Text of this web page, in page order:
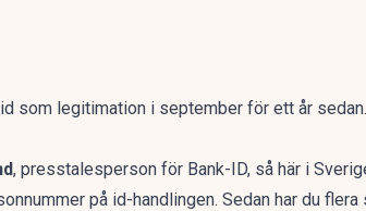
som legitimation i september för ett år sedan.
, presstalesperson för Bank-ID, så här i
på id-handlingen. Sedan har du